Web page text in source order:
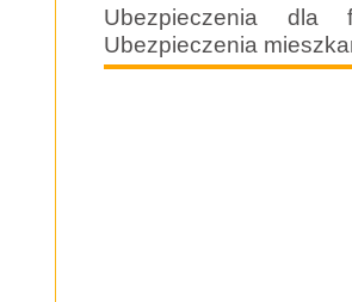
Ubezpieczenia dla
Ubezpieczenia